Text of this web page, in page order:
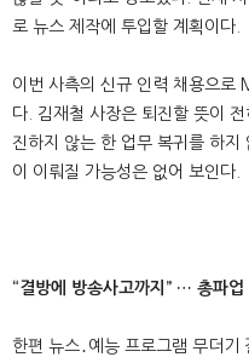
로 뉴스 제작에 투입할 계획이다.
이번 사측의 신규 인력 채용으로
다. 김재철 사장은 퇴진할 뜻이
진하지 않는 한 업무 복귀를 하
이 이뤄질 가능성은 없어 보인다.
“결방에 방송사고까지” … 총파업
한편 뉴스․예능 프로그램 무더기